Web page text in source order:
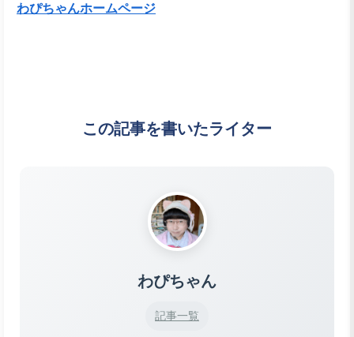
わぴちゃんホームページ
この記事を書いたライター
わぴちゃん
記事一覧